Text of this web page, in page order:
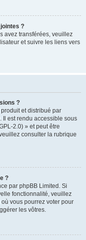
?
avez transférées, veuillez
et suivre les liens vers
?
et distribué par
Il est rendu accessible sous
2.0) » et peut être
consulter la rubrique
?
par phpBB Limited. Si
fonctionnalité, veuillez
vous pourrez voter pour
les vôtres.